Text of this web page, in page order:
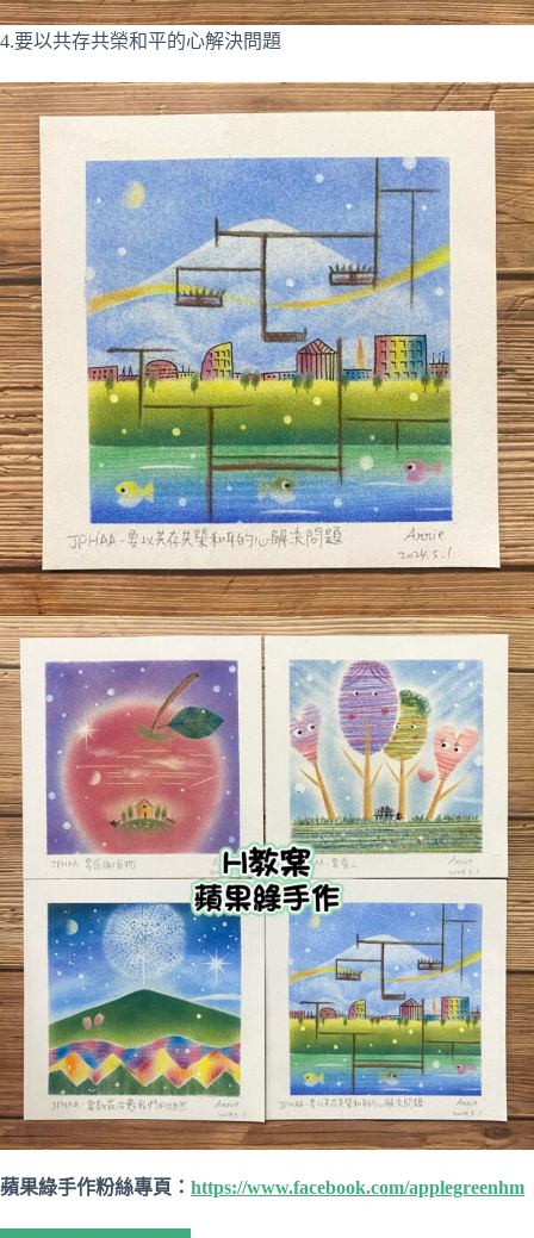
4.要以共存共榮和平的心解決問題
蘋果綠手作粉絲專頁： https://www.facebook.com/applegreenhm